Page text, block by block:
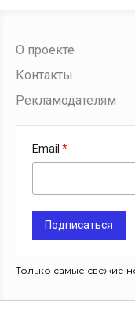
О проекте
Контакты
Рекламодателям
Email
Подписаться
Только самые свежие